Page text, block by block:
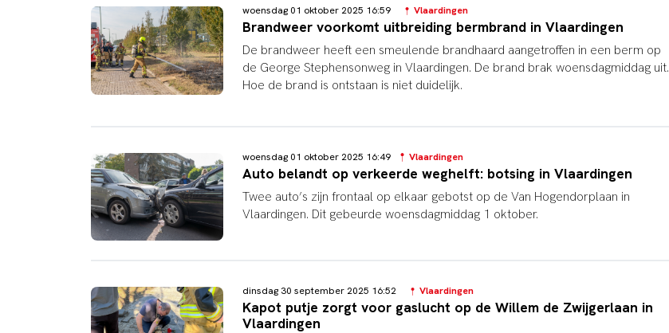
woensdag 01 oktober 2025 16:59 Vlaardingen
Brandweer voorkomt uitbreiding bermbrand in Vlaardingen
De brandweer heeft een smeulende brandhaard aangetroffen in een berm op
de George Stephensonweg in Vlaardingen. De brand brak woensdagmiddag uit.
Hoe de brand is ontstaan is niet duidelijk.
woensdag 01 oktober 2025 16:49 Vlaardingen
Auto belandt op verkeerde weghelft: botsing in Vlaardingen
Twee auto’s zijn frontaal op elkaar gebotst op de Van Hogendorplaan in
Vlaardingen. Dit gebeurde woensdagmiddag 1 oktober.
dinsdag 30 september 2025 16:52 Vlaardingen
Kapot putje zorgt voor gaslucht op de Willem de Zwijgerlaan in
Vlaardingen